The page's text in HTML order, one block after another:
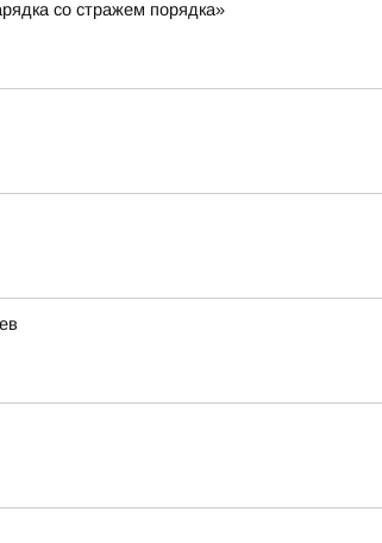
со стражем порядка»